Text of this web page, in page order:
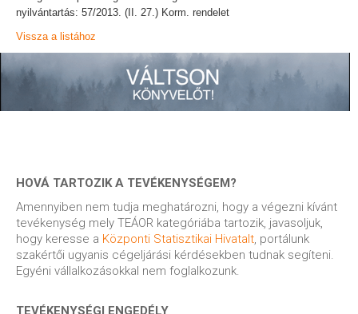
nyilvántartás: 57/2013. (II. 27.) Korm. rendelet
Vissza a listához
HOVÁ TARTOZIK A TEVÉKENYSÉGEM?
Amennyiben nem tudja meghatározni, hogy a végezni kívánt
tevékenység mely TEÁOR kategóriába tartozik, javasoljuk,
hogy keresse a Központi Statisztikai Hivatalt , portálunk
szakértői ugyanis cégeljárási kérdésekben tudnak segíteni.
Egyéni vállalkozásokkal nem foglalkozunk.
TEVÉKENYSÉGI ENGEDÉLY